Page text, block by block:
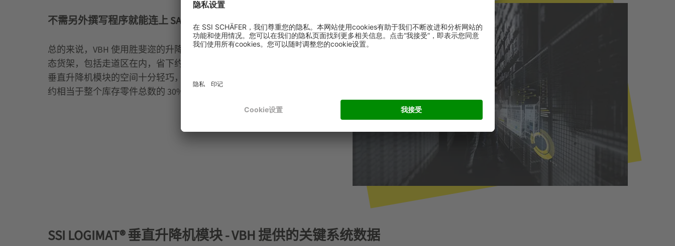
不需另外撰写程序就能连上 SAP
总的来说，VBH 使用胜斐迩的升降机模块解决方案，顺利舍弃传统的静
态货架，包括走道区在内，省下约 1,900 平方公尺空间。SSI LOGIMAT®
垂直升降机模块的空间十分轻巧，能存放和拣选 4,600 个小件货物，大
约相当于整个库存零件总数的 30%，只占用约 150 平方公尺的面积。
SSI LOGIMAT® 垂直升降机模块 - VBH 提供的关键系统数据